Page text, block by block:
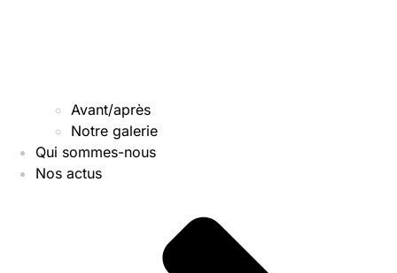
Avant/après
Notre galerie
Qui sommes-nous
Nos actus